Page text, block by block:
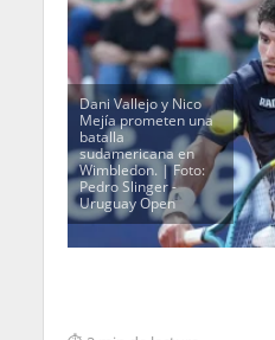
Dani Vallejo y Nico
Mejía prometen una
batalla
sudamericana en
Wimbledon. | Foto:
Pedro Slinger -
Uruguay Open